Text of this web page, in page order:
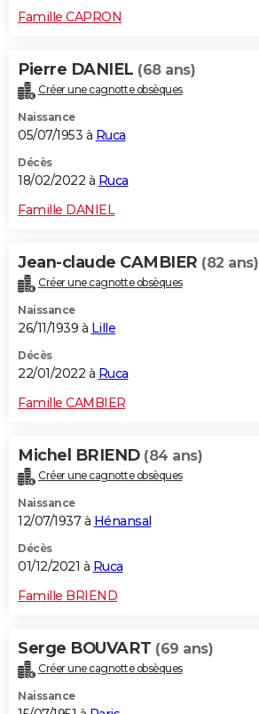
Famille CAPRON
Pierre DANIEL (68 ans)
Créer une cagnotte obsèques
Naissance
05/07/1953 à Ruca
Décès
18/02/2022 à Ruca
Famille DANIEL
Jean-claude CAMBIER (82 ans)
Créer une cagnotte obsèques
Naissance
26/11/1939 à Lille
Décès
22/01/2022 à Ruca
Famille CAMBIER
Michel BRIEND (84 ans)
Créer une cagnotte obsèques
Naissance
12/07/1937 à Hénansal
Décès
01/12/2021 à Ruca
Famille BRIEND
Serge BOUVART (69 ans)
Créer une cagnotte obsèques
Naissance